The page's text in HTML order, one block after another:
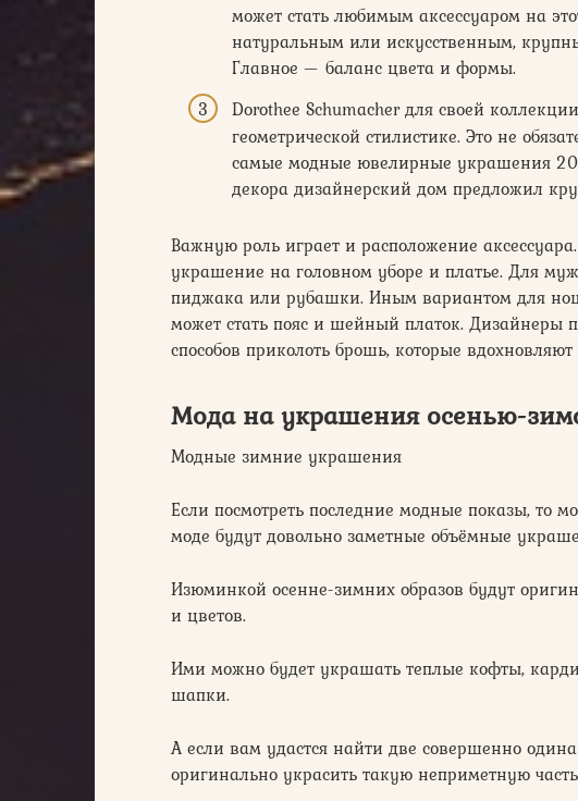
может стать любимым аксессуаром на
натуральным или искусственным,
Главное — баланс цвета и формы.
Dorothee Schumacher для своей
геометрической стилистике. Это не
самые модные ювелирные украшения
декора дизайнерский дом предложил
Важную роль играет и расположение
украшение на головном уборе и платье. Для
пиджака или рубашки. Иным вариантом для
может стать пояс и шейный платок. Дизайнеры
способов приколоть брошь, которые
Мода на украшения осенью-
Модные зимние украшения
Если посмотреть последние модные показы, то
моде будут довольно заметные объёмные
Изюминкой осенне-зимних образов будут
и цветов.
Ими можно будет украшать теплые кофты,
шапки.
А если вам удастся найти две совершенно
оригинально украсить такую неприметную